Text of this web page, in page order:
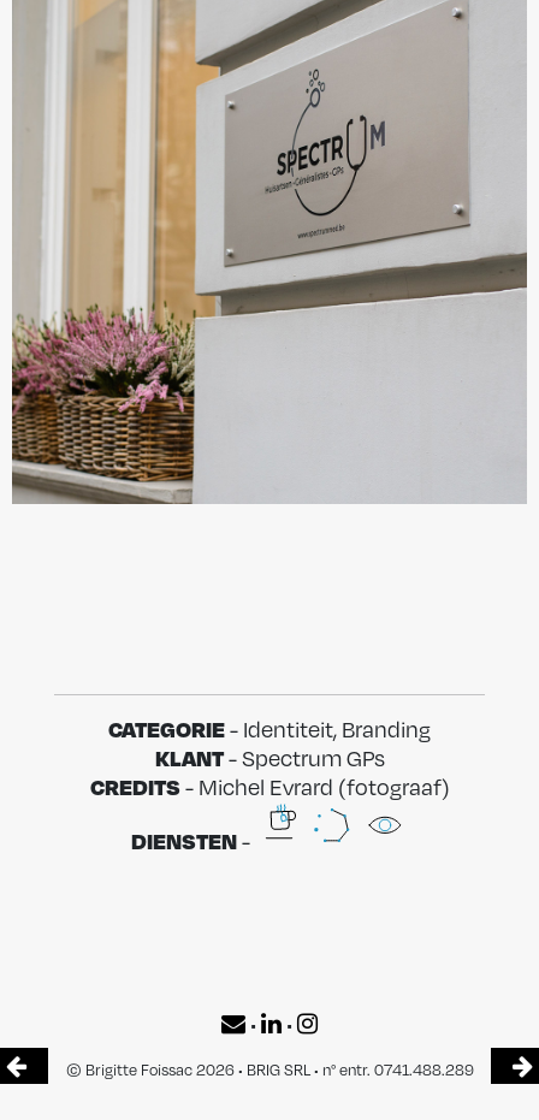
CATEGORIE- Identiteit, Branding
KLANT- Spectrum GPs
CREDITS- Michel Evrard (fotograaf)
DIENSTEN-
• •
© Brigitte Foissac 2026 • BRIG SRL • n° entr. 0741.488.289